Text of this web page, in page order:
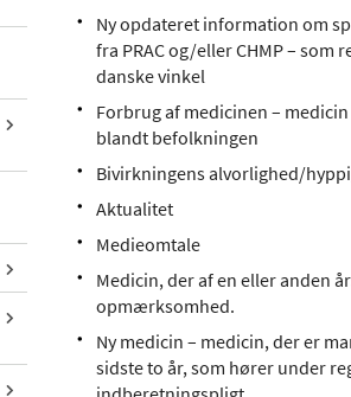
Ny opdateret information om
fra PRAC og/eller CHMP – som
danske vinkel
Forbrug af medicinen –
blandt befolkningen
Bivirkningens alvorlighed/
Aktualitet
Medieomtale
Medicin, der af en eller anden
opmærksomhed.
Ny medicin – medicin, der er
sidste to år, som hører under